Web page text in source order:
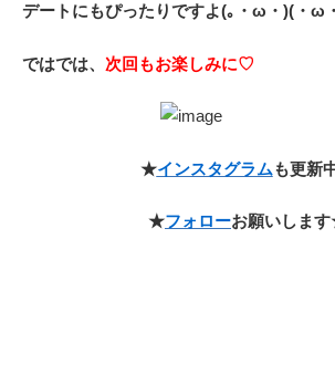
デートにもぴったりですよ(｡・ω・)(・ω
ではでは、 次回もお楽しみに♡
★インスタグラムも更新
★フォローお願いしま